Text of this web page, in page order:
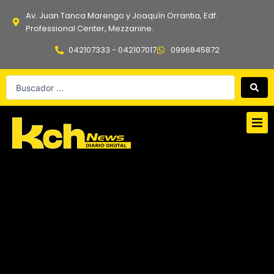
Av. Juan Tanca Marengo y Joaquín Orrantia, Edf.
Professional Center, Mezzanine.
042107333 - 042107017
0996845872
Search